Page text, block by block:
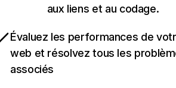
aux liens et au codage.
Évaluez les performances de
web et résolvez tous les
associés